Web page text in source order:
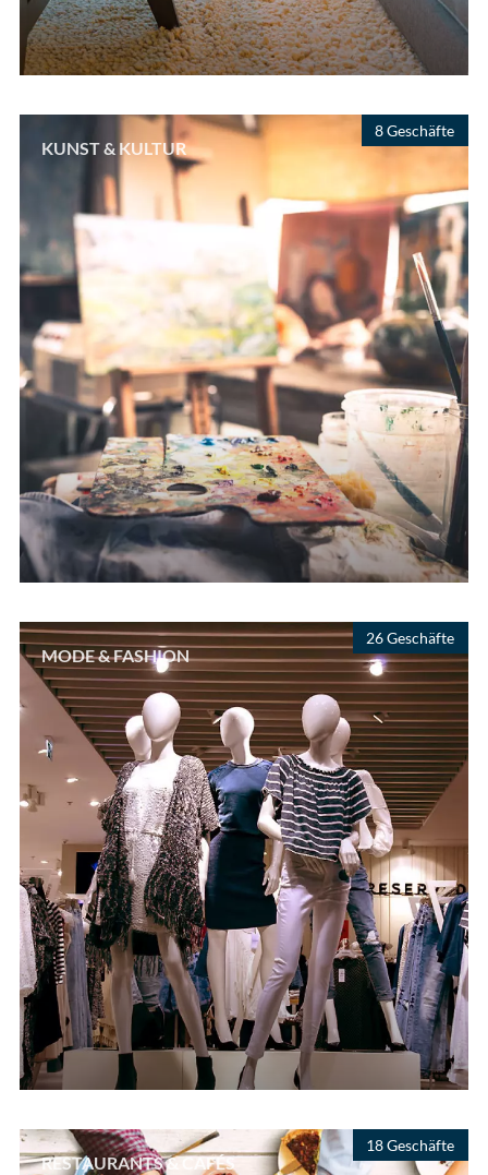
KUNST & KULTUR
8 Geschäfte
MODE & FASHION
26 Geschäfte
RESTAURANTS & CAFÉS
18 Geschäfte